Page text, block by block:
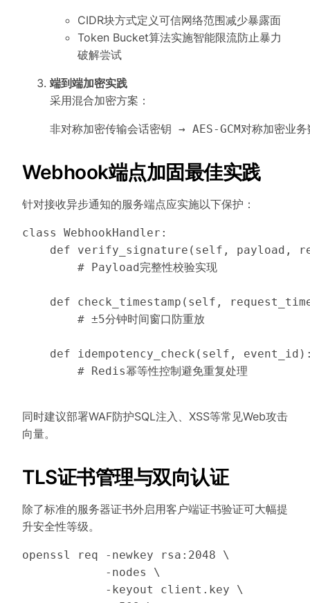
CIDR块方式定义可信网络范围减少暴露面
Token Bucket算法实施智能限流防止暴力
破解尝试
端到端加密实践
采用混合加密方案：
Webhook端点加固最佳实践
针对接收异步通知的服务端点应实施以下保护：
class WebhookHandler:
def verify_signature(self, payload,
        # Payload完整性校验实现
def check_timestamp(self,
        # ±5分钟时间窗口防重放
def idempotency_check(self,
        # Redis幂等性控制避免重复处理
同时建议部署WAF防护SQL注入、XSS等常见Web攻击
向量。
TLS证书管理与双向认证
除了标准的服务器证书外启用客户端证书验证可大幅提
升安全性等级。
openssl req -newkey rsa:2048 \
            -nodes \
            -keyout client.key \